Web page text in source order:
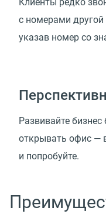
с номерами другой
указав номер со
Развивайте
открывать офис —
и попробуйте.